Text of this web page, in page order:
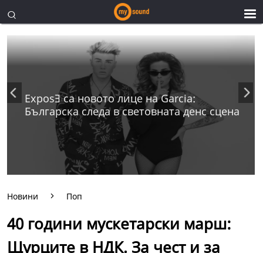
ExposƎ са новото лице на Garcia:
Българска следа в световната денс сцена
Новини Поп
40 години мускетарски марш:
Щурците в НДК. За чест и за